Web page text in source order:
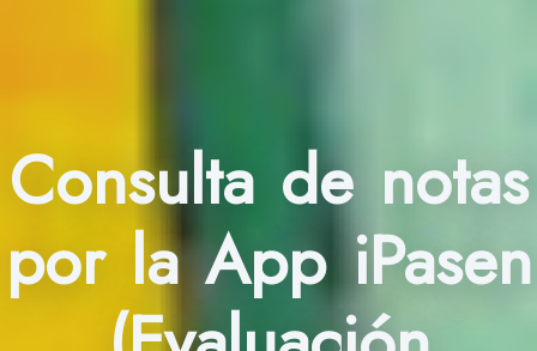
Consulta de notas
por la App iPasen